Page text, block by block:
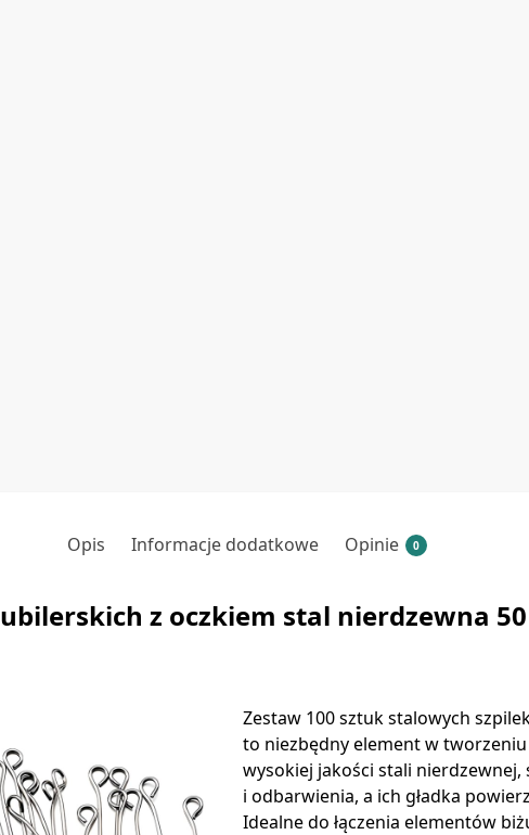
Opis Informacje dodatkowe Opinie 0
z oczkiem stal nierdzewna
Zestaw 100 sztuk stalowych
to niezbędny element w
wysokiej jakości stali
i odbarwienia, a ich gładka
Idealne do łączenia elementów